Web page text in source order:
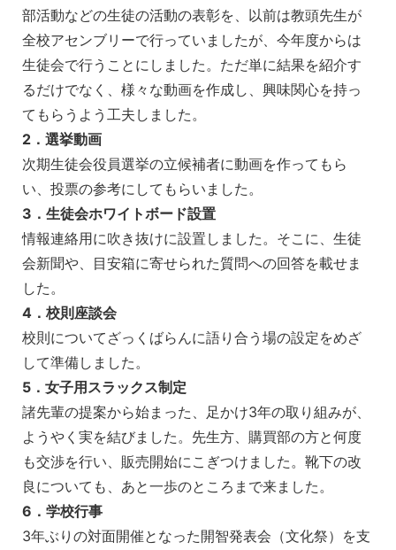
部活動などの生徒の活動の表彰を、以前は教頭先生が
全校アセンブリーで行っていましたが、今年度からは
生徒会で行うことにしました。ただ単に結果を紹介す
るだけでなく、様々な動画を作成し、興味関心を持っ
てもらうよう工夫しました。
2．選挙動画
次期生徒会役員選挙の立候補者に動画を作ってもら
い、投票の参考にしてもらいました。
3．生徒会ホワイトボード設置
情報連絡用に吹き抜けに設置しました。そこに、生徒
会新聞や、目安箱に寄せられた質問への回答を載せま
した。
4．校則座談会
校則についてざっくばらんに語り合う場の設定をめざ
して準備しました。
5．女子用スラックス制定
諸先輩の提案から始まった、足かけ3年の取り組みが、
ようやく実を結びました。先生方、購買部の方と何度
も交渉を行い、販売開始にこぎつけました。靴下の改
良についても、あと一歩のところまで来ました。
6．学校行事
3年ぶりの対面開催となった開智発表会（文化祭）を支